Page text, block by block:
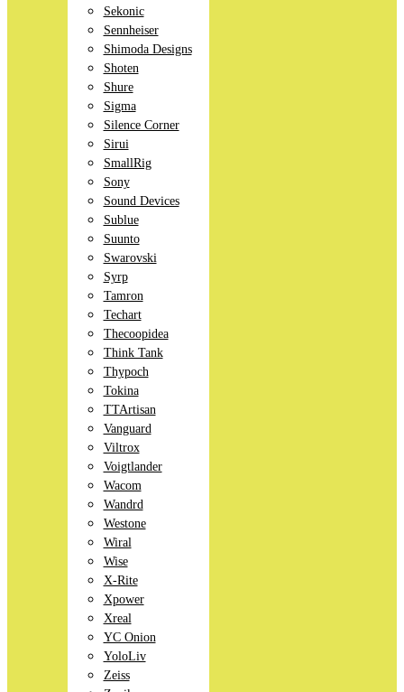
Sekonic
Sennheiser
Shimoda Designs
Shoten
Shure
Sigma
Silence Corner
Sirui
SmallRig
Sony
Sound Devices
Sublue
Suunto
Swarovski
Syrp
Tamron
Techart
Thecoopidea
Think Tank
Thypoch
Tokina
TTArtisan
Vanguard
Viltrox
Voigtlander
Wacom
Wandrd
Westone
Wiral
Wise
X-Rite
Xpower
Xreal
YC Onion
YoloLiv
Zeiss